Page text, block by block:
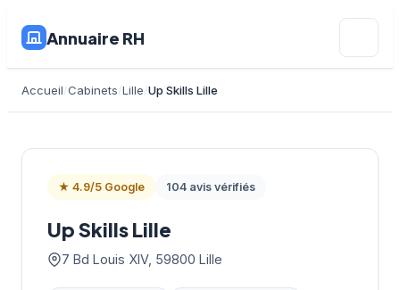
Annuaire RH
Accueil Cabinets Lille Up Skills Lille
★ 4.9/5 Google 104 avis vérifiés
Up Skills Lille
7 Bd Louis XIV, 59800 Lille